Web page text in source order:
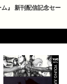
』 新刊配信記念セー